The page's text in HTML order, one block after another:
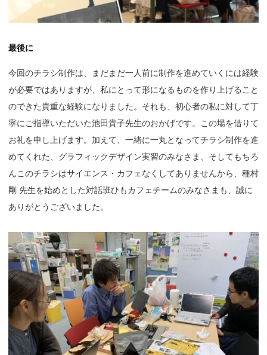
最後に
今回のチラシ制作は、まだまだ一人前に制作を進めていくには経験
が必要ではありますが、私にとって形になるものを作り上げること
のできた貴重な経験になりました。それも、初心者の私に対して丁
寧にご指導いただいた池田貴子先生のおかげです。この場を借りて
お礼を申し上げます。加えて、一緒に一丸となってチラシ制作を進
めてくれた、グラフィックデザイン実習のみなさま、そしてもちろ
んこのチラシはサイエンス・カフェなくしてありませんから、種村
剛 先生を始めとした対話班ひもカフェチームのみなさまも、誠に
ありがとうございました。